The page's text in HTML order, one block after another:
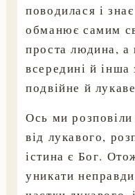
поводилася і
обманює самим
проста людина, а
всередині й інша
подвійне й
Ось ми
від лукавого,
істина є Бог.
уникати